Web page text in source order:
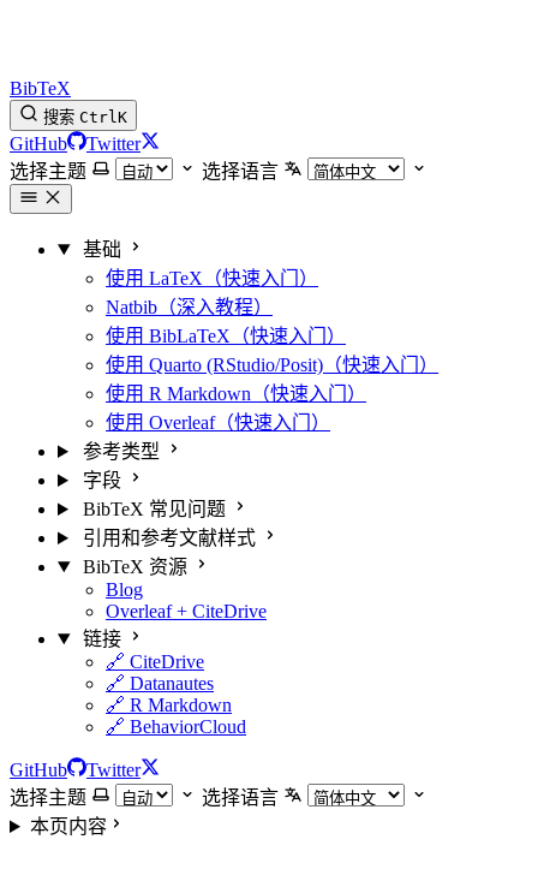
BibTeX
搜索 CtrlK
GitHub
Twitter
选择主题
选择语言
基础
使用 LaTeX（快速入门）
Natbib（深入教程）
使用 BibLaTeX（快速入门）
使用 Quarto (RStudio/Posit)（快速入门）
使用 R Markdown（快速入门）
使用 Overleaf（快速入门）
参考类型
字段
BibTeX 常见问题
引用和参考文献样式
BibTeX 资源
Blog
Overleaf + CiteDrive
链接
🔗 CiteDrive
🔗 Datanautes
🔗 R Markdown
🔗 BehaviorCloud
GitHub
Twitter
选择主题
选择语言
本页内容